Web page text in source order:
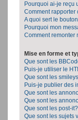
Pourquoi ai-je reçu
Comment rapporter
A quoi sert le
Pourquoi mon
Comment remonter
Mise en forme et
Que sont les
Puis-je utiliser le
Que sont les
Puis-je publier des
Que sont les
Que sont les
Que sont les post-it?
Que sont les sujets